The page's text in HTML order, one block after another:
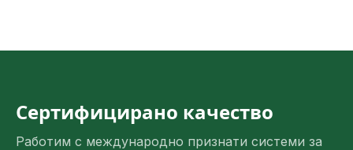
Сертифицирано качество
Работим с международно признати системи за